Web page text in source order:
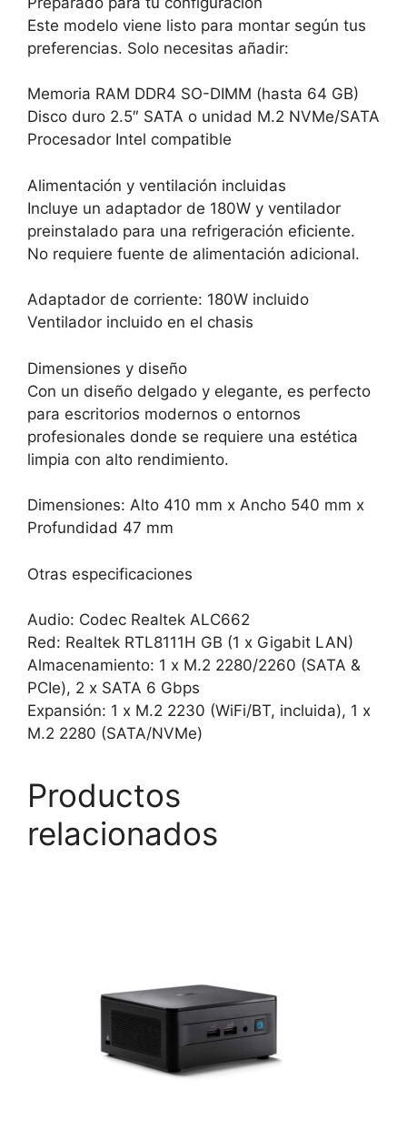
Este modelo viene listo para montar según tus
preferencias. Solo necesitas añadir:
Memoria RAM DDR4 SO-DIMM (hasta 64 GB)
Disco duro 2.5″ SATA o unidad M.2 NVMe/SATA
Procesador Intel compatible
Alimentación y ventilación incluidas
Incluye un adaptador de 180W y ventilador
preinstalado para una refrigeración eficiente.
No requiere fuente de alimentación adicional.
Adaptador de corriente: 180W incluido
Ventilador incluido en el chasis
Dimensiones y diseño
Con un diseño delgado y elegante, es perfecto
para escritorios modernos o entornos
profesionales donde se requiere una estética
limpia con alto rendimiento.
Dimensiones: Alto 410 mm x Ancho 540 mm x
Profundidad 47 mm
Otras especificaciones
Audio: Codec Realtek ALC662
Red: Realtek RTL8111H GB (1 x Gigabit LAN)
Almacenamiento: 1 x M.2 2280/2260 (SATA &
PCIe), 2 x SATA 6 Gbps
Expansión: 1 x M.2 2230 (WiFi/BT, incluida), 1 x
M.2 2280 (SATA/NVMe)
Productos
relacionados